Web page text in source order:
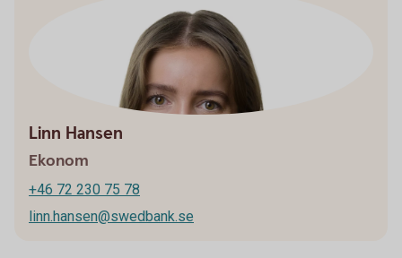
Linn Hansen
Ekonom
+46 72 230 75 78
linn.hansen@swedbank.se